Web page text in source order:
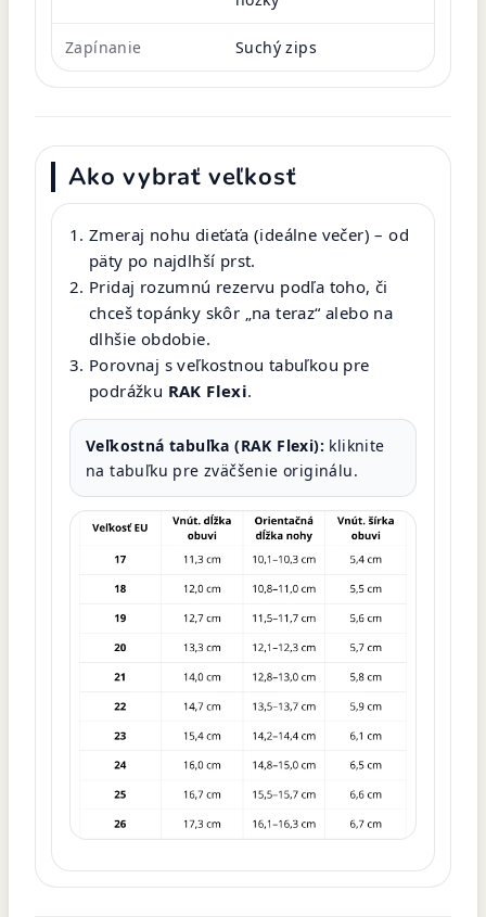
Zapínanie Suchý zips
Ako vybrať veľkosť
Zmeraj nohu dieťaťa (ideálne večer) – od
päty po najdlhší prst.
Pridaj rozumnú rezervu podľa toho, či
chceš topánky skôr „na teraz“ alebo na
dlhšie obdobie.
Porovnaj s veľkostnou tabuľkou pre
podrážku RAK Flexi.
Veľkostná tabuľka (RAK Flexi): kliknite
na tabuľku pre zväčšenie originálu.